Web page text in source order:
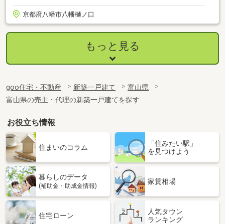
京都府八幡市八幡樋ノ口
もっと見る
goo住宅・不動産 新築一戸建て
富山県
富山県の売主・代理の新築一戸建てを探す
お役立ち情報
住まいのコラム
「住みたい駅」
を見つけよう
暮らしのデータ
(補助金・助成金情報)
家賃相場
住宅ローン
人気タウン
ランキング